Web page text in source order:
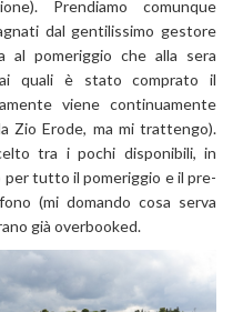
Prendiamo comunque
dal gentilissimo gestore
al pomeriggio che alla sera
quali è stato comprato il
viene continuamente
Zio Erode, ma mi trattengo).
tra i pochi disponibili, in
per tutto il pomeriggio e il pre-
(mi domando cosa serva
già overbooked.